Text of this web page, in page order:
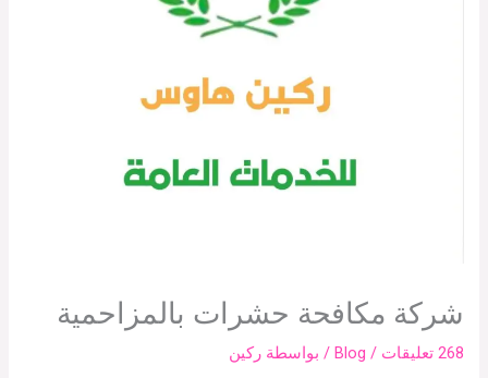
شركة مكافحة حشرات بالمزاحمية
268 تعليقات /
Blog / بواسطة ركين